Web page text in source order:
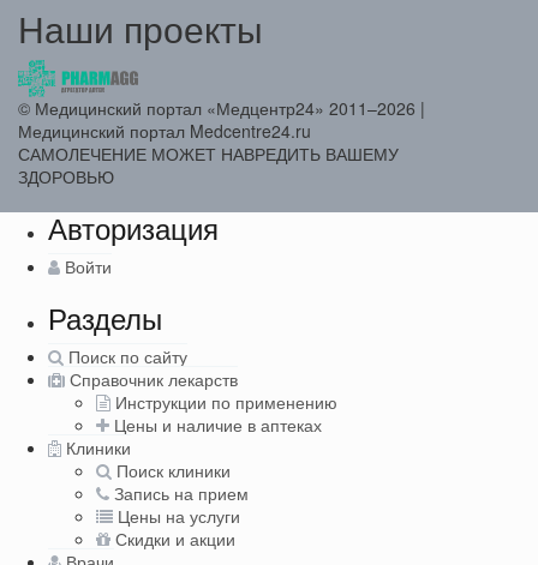
Наши проекты
© Медицинский портал «Медцентр24» 2011–2026 |
Медицинский портал Medcentre24.ru
САМОЛЕЧЕНИЕ МОЖЕТ НАВРЕДИТЬ ВАШЕМУ
ЗДОРОВЬЮ
Авторизация
Войти
Разделы
Поиск по сайту
Справочник лекарств
Инструкции по применению
Цены и наличие в аптеках
Клиники
Поиск клиники
Запись на прием
Цены на услуги
Скидки и акции